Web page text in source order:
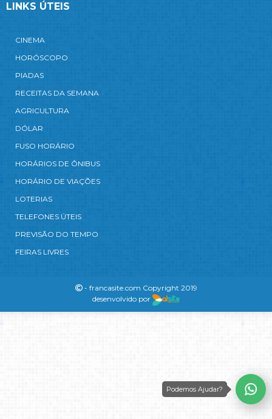
LINKS ÚTEIS
CINEMA
HORÓSCOPO
PIADAS
RECEITAS DA SEMANA
AGRICULTURA
DÓLAR
FUSO HORÁRIO
HORÁRIOS DE ÔNIBUS
HORÁRIO DE VIAÇÕES
LOTERIAS
TELEFONES ÚTEIS
PREVISÃO DO TEMPO
FEIRAS LIVRES
- francasite.com Copyright 2019
desenvolvido por
Podemos Ajudar?